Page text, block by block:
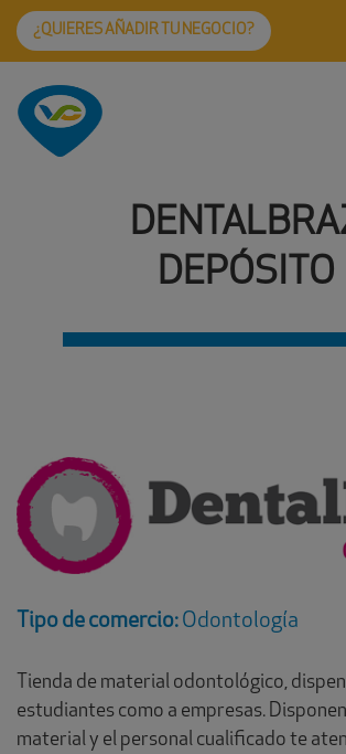
¿QUIERES AÑADIR TU NEGOCIO?
DEPÓSITO
Tipo de comercio: Odontología
Tienda de material odontológico,
estudiantes como a empresas.
material y el personal cualificado te